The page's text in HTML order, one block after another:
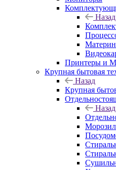
Назад
Принтеры и
Крупная бытовая
Назад
Крупная
Назад